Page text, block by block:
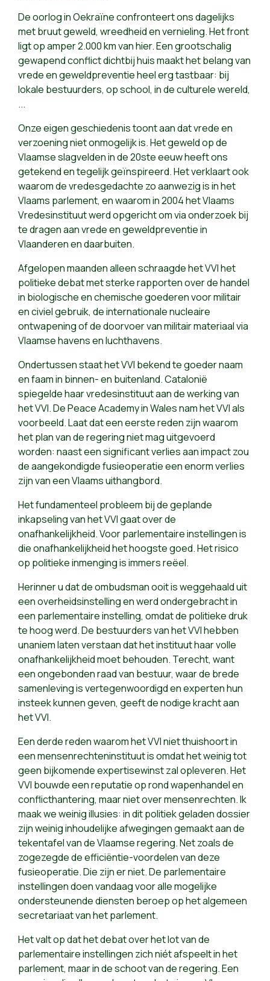
De oorlog in Oekraïne confronteert ons dagelijks
met bruut geweld, wreedheid en vernieling. Het front
ligt op amper 2.000 km van hier. Een grootschalig
gewapend conflict dichtbij huis maakt het belang van
vrede en geweldpreventie heel erg tastbaar: bij
lokale bestuurders, op school, in de culturele wereld,
...
Onze eigen geschiedenis toont aan dat vrede en
verzoening niet onmogelijk is. Het geweld op de
Vlaamse slagvelden in de 20ste eeuw heeft ons
getekend en tegelijk geïnspireerd. Het verklaart ook
waarom de vredesgedachte zo aanwezig is in het
Vlaams parlement, en waarom in 2004 het Vlaams
Vredesinstituut werd opgericht om via onderzoek bij
te dragen aan vrede en geweldpreventie in
Vlaanderen en daarbuiten.
Afgelopen maanden alleen schraagde het VVI het
politieke debat met sterke rapporten over de handel
in biologische en chemische goederen voor militair
en civiel gebruik, de internationale nucleaire
ontwapening of de doorvoer van militair materiaal via
Vlaamse havens en luchthavens.
Ondertussen staat het VVI bekend te goeder naam
en faam in binnen- en buitenland. Catalonië
spiegelde haar vredesinstituut aan de werking van
het VVI. De Peace Academy in Wales nam het VVI als
voorbeeld. Laat dat een eerste reden zijn waarom
het plan van de regering niet mag uitgevoerd
worden: naast een significant verlies aan impact zou
de aangekondigde fusieoperatie een enorm verlies
zijn van een Vlaams uithangbord.
Het fundamenteel probleem bij de geplande
inkapseling van het VVI gaat over de
onafhankelijkheid. Voor parlementaire instellingen is
die onafhankelijkheid het hoogste goed. Het risico
op politieke inmenging is immers reëel.
Herinner u dat de ombudsman ooit is weggehaald uit
een overheidsinstelling en werd ondergebracht in
een parlementaire instelling, omdat de politieke druk
te hoog werd. De bestuurders van het VVI hebben
unaniem laten verstaan dat het instituut haar volle
onafhankelijkheid moet behouden. Terecht, want
een ongebonden raad van bestuur, waar de brede
samenleving is vertegenwoordigd en experten hun
insteek kunnen geven, geeft de nodige kracht aan
het VVI.
Een derde reden waarom het VVI niet thuishoort in
een mensenrechteninstituut is omdat het weinig tot
geen bijkomende expertisewinst zal opleveren. Het
VVI bouwde een reputatie op rond wapenhandel en
conflicthantering, maar niet over mensenrechten. Ik
maak we weinig illusies: in dit politiek geladen dossier
zijn weinig inhoudelijke afwegingen gemaakt aan de
tekentafel van de Vlaamse regering. Net zoals de
zogezegde de efficiëntie-voordelen van deze
fusieoperatie. Die zijn er niet. De parlementaire
instellingen doen vandaag voor alle mogelijke
ondersteunende diensten beroep op het algemeen
secretariaat van het parlement.
Het valt op dat het debat over het lot van de
parlementaire instellingen zich niét afspeelt in het
parlement, maar in de schoot van de regering. Een